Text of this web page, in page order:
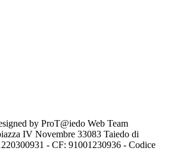
by ProT@iedo Web Team
IV Novembre 33083 Taiedo di
- CF: 91001230936 - Codice